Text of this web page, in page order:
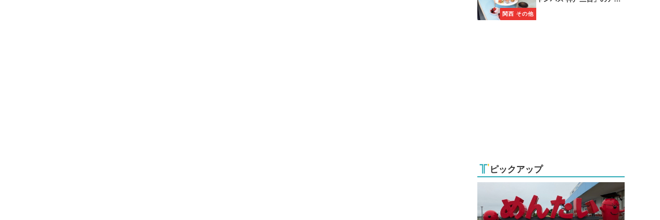
関西 その他
ピックアップ